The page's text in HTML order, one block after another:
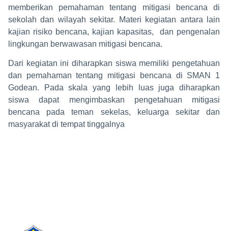
memberikan pemahaman tentang mitigasi bencana di
sekolah dan wilayah sekitar. Materi kegiatan antara lain
kajian risiko bencana, kajian kapasitas, dan pengenalan
lingkungan berwawasan mitigasi bencana.
Dari kegiatan ini diharapkan siswa memiliki pengetahuan
dan pemahaman tentang mitigasi bencana di SMAN 1
Godean. Pada skala yang lebih luas juga diharapkan
siswa dapat mengimbaskan pengetahuan mitigasi
bencana pada teman sekelas, keluarga sekitar dan
masyarakat di tempat tinggalnya